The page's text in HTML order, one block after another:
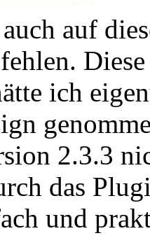
auf
ich
2.3.3
das
und